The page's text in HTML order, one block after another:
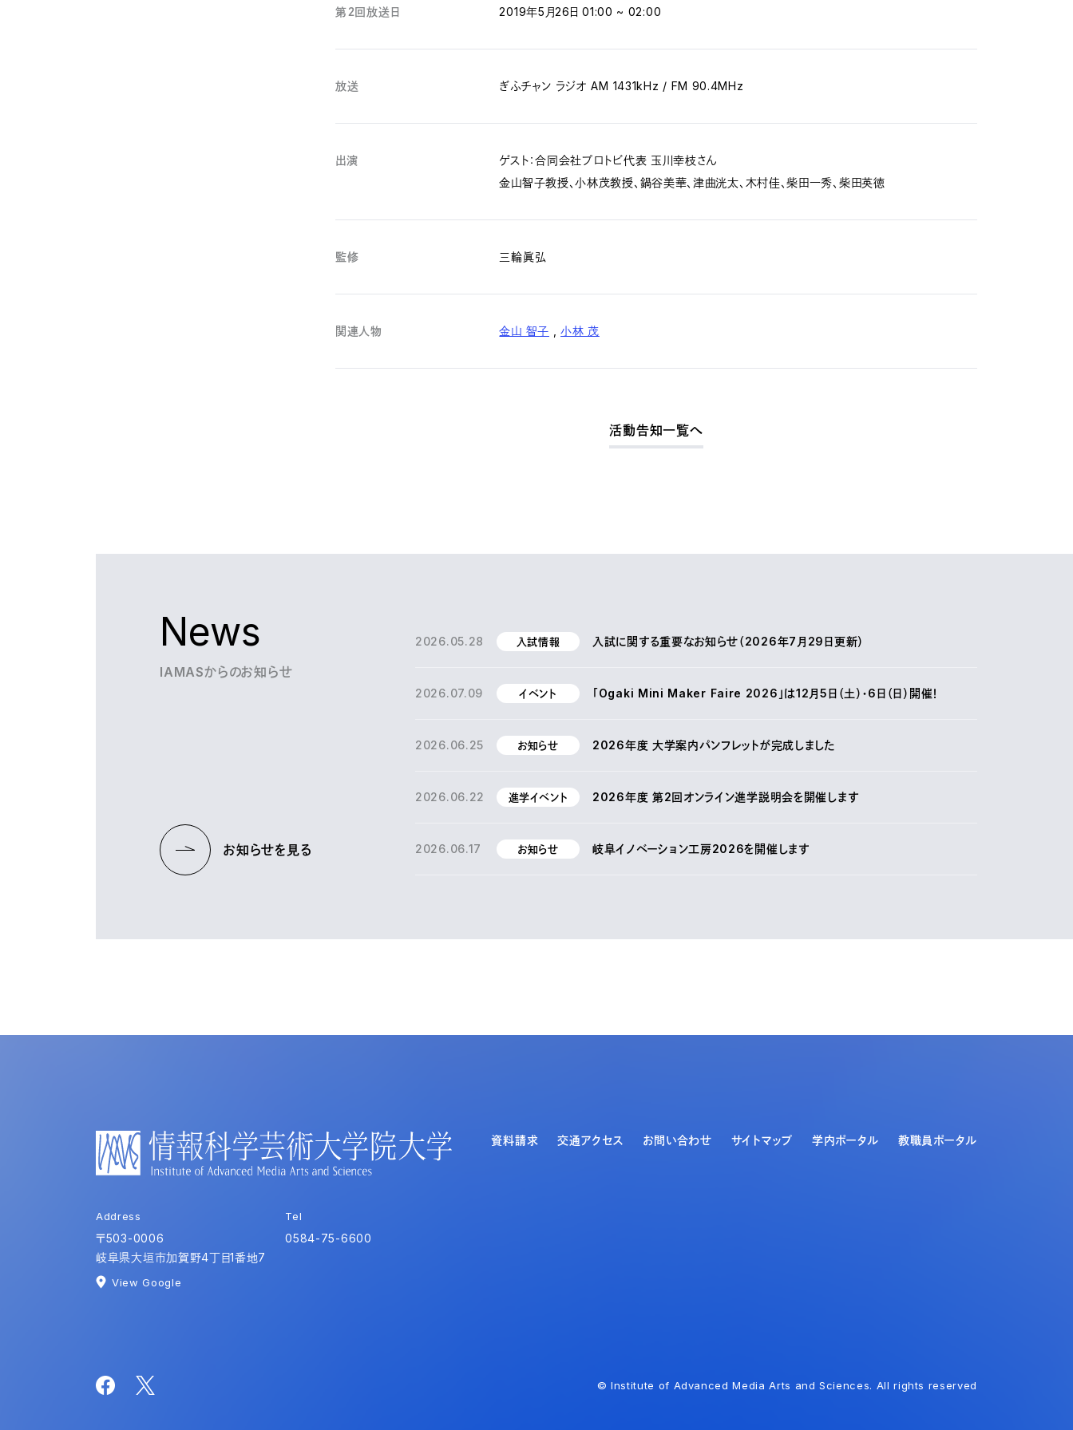
第２回放送日 2019年5月26日 01:00 ~ 02:00
放送 ぎふチャン ラジオ AM 1431kHz / FM 90.4MHz
出演
ゲスト：合同会社プロトビ代表 玉川幸枝さん
金山智子教授、小林茂教授、鍋谷美華、津曲洸太、木村佳、柴田一秀、柴田英徳
監修 三輪眞弘
関連人物 金山 智子 ,小林 茂
活動告知一覧へ
News
IAMASからのお知らせ
2026.05.28 入試情報 入試に関する重要なお知らせ（2026年7月29日更新）
2026.07.09 イベント 「Ogaki Mini Maker Faire 2026」は12月5日（土）・6日（日）開催！
2026.06.25 お知らせ 2026年度 大学案内パンフレットが完成しました
2026.06.22 進学イベント 2026年度 第2回オンライン進学説明会を開催します
2026.06.17 お知らせ 岐阜イノベーション工房2026を開催します
お知らせを見る
資料請求 交通アクセス お問い合わせ サイトマップ 学内ポータル 教職員ポータル
Address
〒503-0006
岐阜県大垣市加賀野4丁目1番地7
View Google
Tel
0584-75-6600
© Institute of Advanced Media Arts and Sciences. All rights reserved